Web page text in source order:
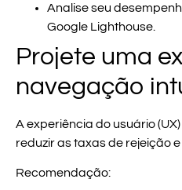
Analise seu
Google Lighthouse.
Projete uma
navegação
A experiência do usuário
reduzir as taxas de rejeição
Recomendação: